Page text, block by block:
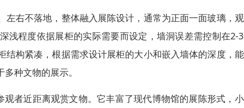
右不落地，整体融入展陈设计，通常为正面一面玻璃，
浅程度依据展柜的实际需要而设定，墙洞误差需控制在2-
构紧凑，根据需求设计展柜的大小和嵌入墙体的深度，
种文物的展示。
者近距离观赏文物。它丰富了现代博物馆的展陈形式，